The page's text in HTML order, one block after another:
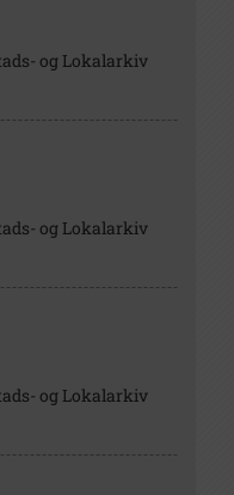
og Lokalarkiv
og Lokalarkiv
og Lokalarkiv